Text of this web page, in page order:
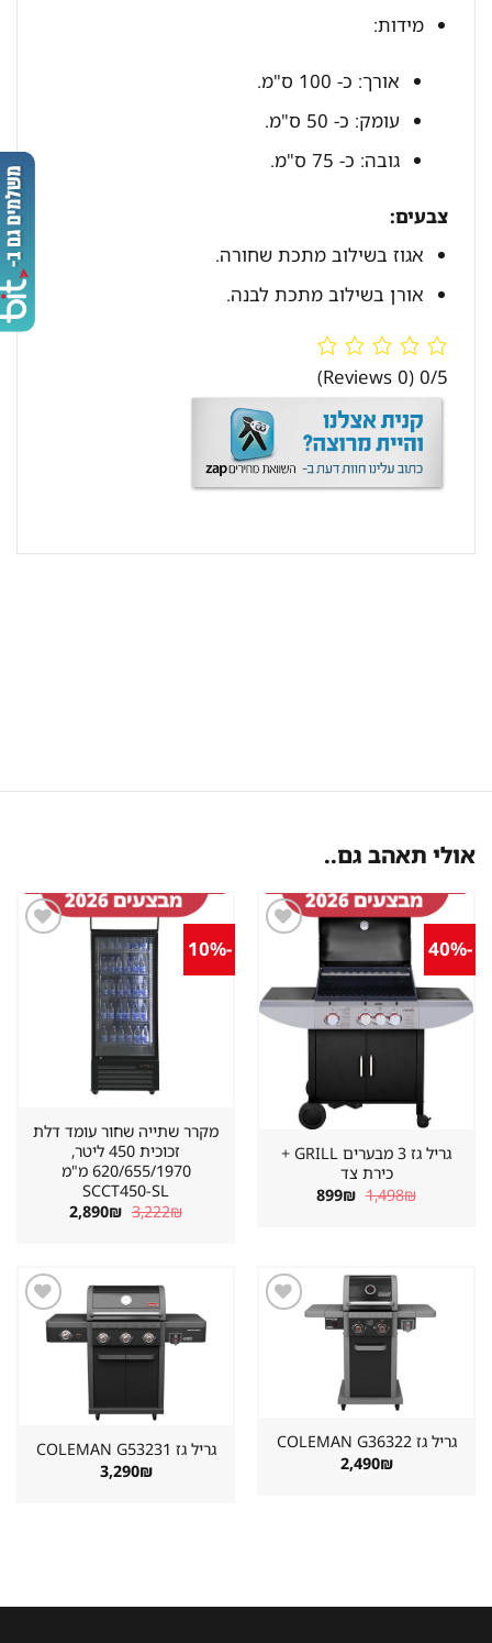
מידות:
אורך: כ- 100 ס"מ.
עומק: כ- 50 ס"מ.
גובה: כ- 75 ס"מ.
צבעים:
אגוז בשילוב מתכת שחורה.
אורן בשילוב מתכת לבנה.
0/5
(0 Reviews)
אולי תאהב גם..
במועדפים
גריל גז 3 מבערים GRILL +
כירת צד
1,498₪ המחיר
המקורי
899₪ המחיר
הנוכחי
מקרר שתייה שחור עומד דלת
זכוכית 450 ליטר,
620/655/1970 מ"מ
SCCT450-SL
3,222₪ המחיר
2,890₪ המחיר
הנוכחי
גריל גז ⁦COLEMAN G36322⁩
2,490₪
שמור
מוצר
גריל גז ⁦COLEMAN G53231⁩
3,290₪